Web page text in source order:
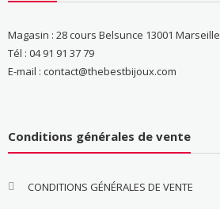
Magasin : 28 cours Belsunce 13001 Marseille
Tél : 04 91 91 37 79
E-mail : contact@thebestbijoux.com
Conditions générales de vente
CONDITIONS GÉNÉRALES DE VENTE